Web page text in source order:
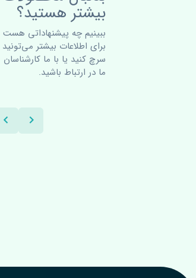
بیشتر هستید؟
ببینیم چه پیشنهاداتی هست
برای اطلاعات بیشتر می‌تونید
سرچ کنید یا با ما کارشناسان
ما در ارتباط باشید.
سه شاخ پلوس بسترن ولا V5
چین